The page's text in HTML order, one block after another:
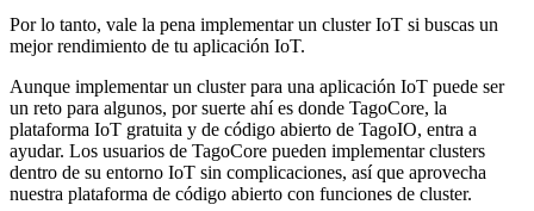
Por lo tanto, vale la pena implementar un cluster IoT si buscas un
mejor rendimiento de tu aplicación IoT.
Aunque implementar un cluster para una aplicación IoT puede ser
un reto para algunos, por suerte ahí es donde TagoCore, la
plataforma IoT gratuita y de código abierto de TagoIO, entra a
ayudar. Los usuarios de TagoCore pueden implementar clusters
dentro de su entorno IoT sin complicaciones, así que aprovecha
nuestra plataforma de código abierto con funciones de cluster.